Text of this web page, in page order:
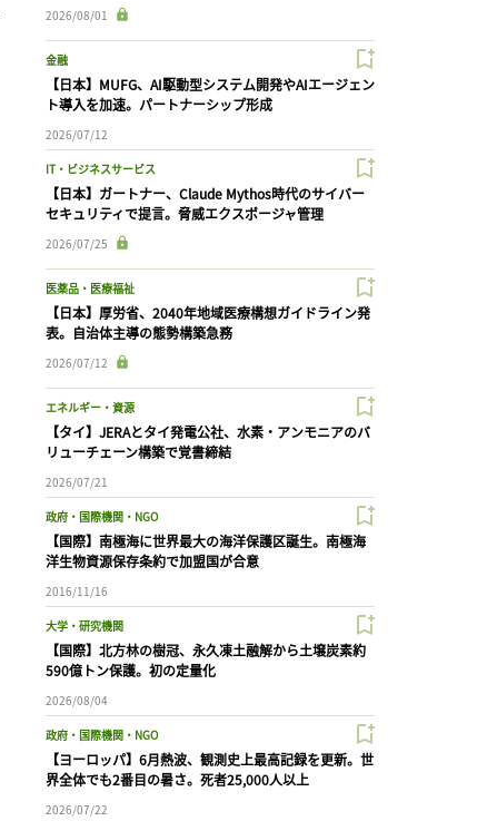
2026/08/01
金融
【日本】MUFG、AI駆動型システム開発やAIエージェン
ト導入を加速。パートナーシップ形成
2026/07/12
IT・ビジネスサービス
【日本】ガートナー、Claude Mythos時代のサイバー
セキュリティで提言。脅威エクスポージャ管理
2026/07/25
医薬品・医療福祉
【日本】厚労省、2040年地域医療構想ガイドライン発
表。自治体主導の態勢構築急務
2026/07/12
エネルギー・資源
【タイ】JERAとタイ発電公社、水素・アンモニアのバ
リューチェーン構築で覚書締結
2026/07/21
政府・国際機関・NGO
【国際】南極海に世界最大の海洋保護区誕生。南極海
洋生物資源保存条約で加盟国が合意
2016/11/16
大学・研究機関
【国際】北方林の樹冠、永久凍土融解から土壌炭素約
590億トン保護。初の定量化
2026/08/04
政府・国際機関・NGO
【ヨーロッパ】6月熱波、観測史上最高記録を更新。世
界全体でも2番目の暑さ。死者25,000人以上
2026/07/22